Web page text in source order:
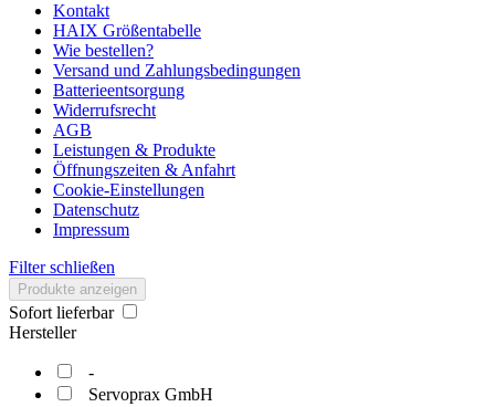
Kontakt
HAIX Größentabelle
Wie bestellen?
Versand und Zahlungsbedingungen
Batterieentsorgung
Widerrufsrecht
AGB
Leistungen & Produkte
Öffnungszeiten & Anfahrt
Cookie-Einstellungen
Datenschutz
Impressum
Filter schließen
Produkte anzeigen
Sofort lieferbar
Hersteller
-
Servoprax GmbH